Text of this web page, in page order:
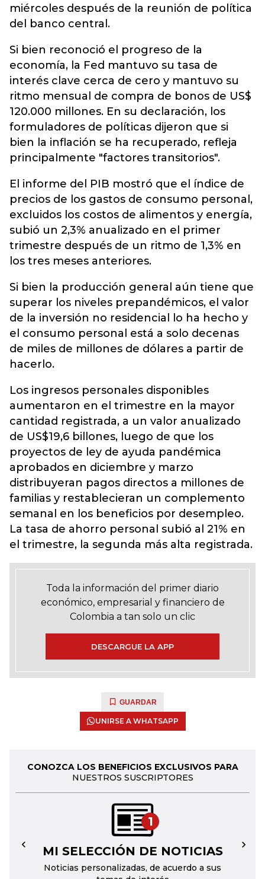
miércoles después de la reunión de política
del banco central.
Si bien reconoció el progreso de la
economía, la Fed mantuvo su tasa de
interés clave cerca de cero y mantuvo su
ritmo mensual de compra de bonos de US$
120.000 millones. En su declaración, los
formuladores de políticas dijeron que si
bien la inflación se ha recuperado, refleja
principalmente "factores transitorios".
El informe del PIB mostró que el índice de
precios de los gastos de consumo personal,
excluidos los costos de alimentos y energía,
subió un 2,3% anualizado en el primer
trimestre después de un ritmo de 1,3% en
los tres meses anteriores.
Si bien la producción general aún tiene que
superar los niveles prepandémicos, el valor
de la inversión no residencial lo ha hecho y
el consumo personal está a solo decenas
de miles de millones de dólares a partir de
hacerlo.
Los ingresos personales disponibles
aumentaron en el trimestre en la mayor
cantidad registrada, a un valor anualizado
de US$19,6 billones, luego de que los
proyectos de ley de ayuda pandémica
aprobados en diciembre y marzo
distribuyeran pagos directos a millones de
familias y restablecieran un complemento
semanal en los beneficios por desempleo.
La tasa de ahorro personal subió al 21% en
el trimestre, la segunda más alta registrada.
Toda la información del primer diario
económico, empresarial y financiero de
Colombia a tan solo un clic
DESCARGUE LA APP
GUARDAR
UNIRSE A WHATSAPP
CONOZCA LOS BENEFICIOS EXCLUSIVOS PARA
NUESTROS SUSCRIPTORES
1
MI SELECCIÓN DE NOTICIAS
Noticias personalizadas, de acuerdo a sus
← →